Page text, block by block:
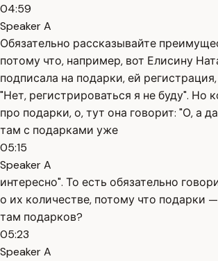
04:59
Speaker A
Обязательно рассказывайте
потому что, например, вот Елисину
подписала на подарки, ей регистрация,
"Нет, регистрироваться я не буду". Но
про подарки, о, тут она говорит: "О, а
там с подарками уже
05:15
Speaker A
интересно". То есть обязательно
о их количестве, потому что подарки
там подарков?
05:23
Speaker A